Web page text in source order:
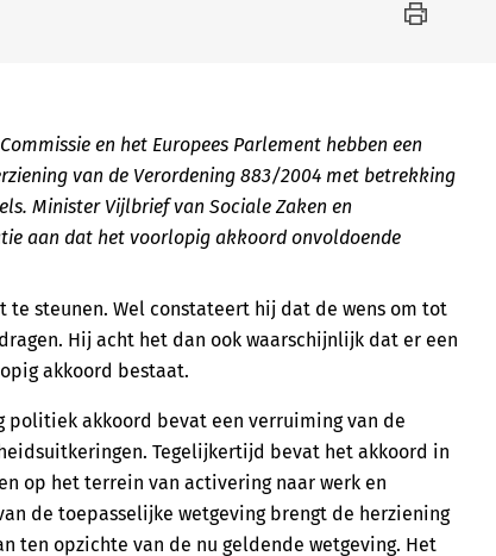
en het Europees Parlement hebben een
van de Verordening 883/2004 met betrekking
Minister Vijlbrief van Sociale Zaken en
aan dat het voorlopig akkoord onvoldoende
steunen. Wel constateert hij dat de wens om tot
Hij acht het dan ook waarschijnlijk dat er een
akkoord bestaat.
akkoord bevat een verruiming van de
Tegelijkertijd bevat het akkoord in
op het terrein van activering naar werk en
de toepasselijke wetgeving brengt de herziening
ten opzichte van de nu geldende wetgeving. Het